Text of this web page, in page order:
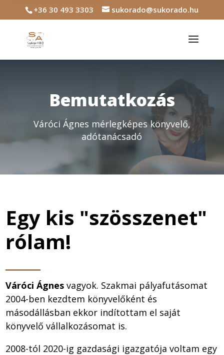
+36 30 493 3303 sukorado@sukorado.hu
Bemutatkozás
Váróci Ágnes mérlegképes könyvelő,
adótanácsadó
Egy kis "szösszenet"
rólam!
Váróci Ágnes vagyok. Szakmai pályafutásomat
2004-ben kezdtem könyvelőként és
másodállásban ekkor indítottam el saját
könyvelő vállalkozásomat is.
2008-tól 2020-ig gazdasági igazgatója voltam egy